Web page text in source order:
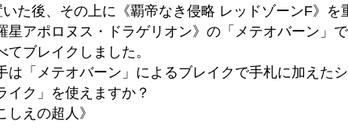
た後、その上に《覇帝なき侵略 レッドゾーンF》を
星アポロヌス・ドラゲリオン》の「メテオバーン」
てブレイクしました。
は「メテオバーン」によるブレイクで手札に加えた
イク」を使えますか？
しえの超人》